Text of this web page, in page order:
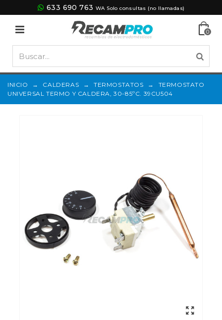
633 690 763 WA Solo consultas (no llamadas)
0
INICIO → CALDERAS → TERMOSTATOS →
TERMOSTATO
UNIVERSAL TERMO Y CALDERA, 30-85ºC. 39CU504